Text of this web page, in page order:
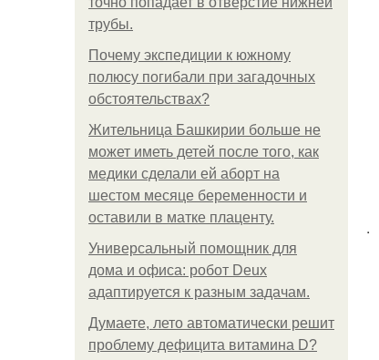
трубы.
Почему экспедиции к южному
полюсу погибали при загадочных
обстоятельствах?
Жительница Башкирии больше не
может иметь детей после того, как
медики сделали ей аборт на
шестом месяце беременности и
оставили в матке плаценту.
Универсальный помощник для
дома и офиса: робот Deux
адаптируется к разным задачам.
Думаете, лето автоматически решит
проблему дефицита витамина D?
.